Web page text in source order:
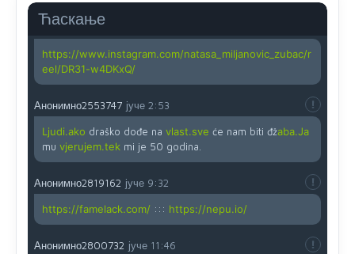
Ћаскање
Анонимно2819162
https://www.instagram.com/natasa_miljanovic_zubac/r
eel/DR31-w4DKxQ/
Анонимно2553747 јуче 2:53
Ljudi.ako draško dođe na vlast.sve će nam biti đžaba.Ja
mu vjerujem.tek mi je 50 godina.
Анонимно2819162 јуче 9:32
https://famelack.com/ ::: https://nepu.io/
Анонимно2800732 јуче 11:46